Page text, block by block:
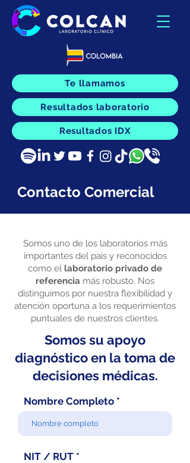
Te llamamos
Resultados laboratorio
Resultados IDX
Contacto Comercial
Somos uno de los laboratorios más
importantes del país y reconocidos
como el laboratorio privado de
referencia más robusto. Nos
distinguimos por nuestra flexibilidad y
atención oportuna a los requerimientos
puntuales de nuestros clientes.
Somos su apoyo
diagnóstico en la toma de
decisiones médicas.
Nombre Completo
NIT / RUT